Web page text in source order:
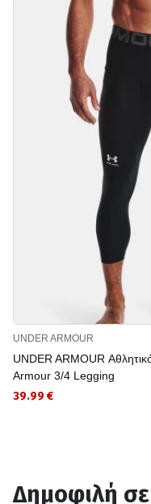
UNDER ARMOUR
UNDER ARMOUR
Armour 3/4 Legging
39.99 €
Δημοφιλή